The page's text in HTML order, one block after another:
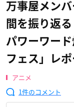
万事屋メン
間を振り返
パワーワー
フェス」レポ
アニメ
1